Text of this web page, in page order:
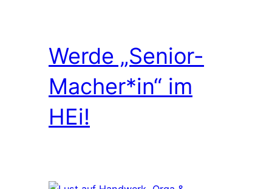
Werde „Senior-
Macher*in“ im
HEi!